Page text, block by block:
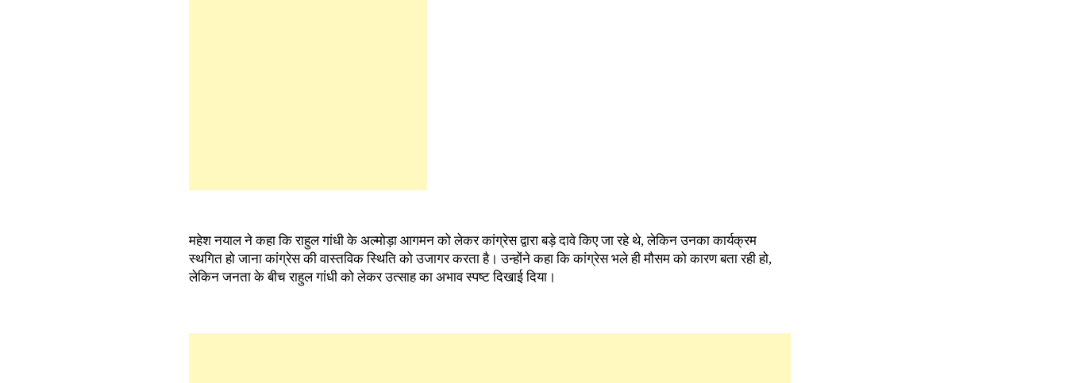
महेश नयाल ने कहा कि राहुल गांधी के अल्मोड़ा आगमन को लेकर कांग्रेस द्वारा बड़े दावे किए जा रहे थे, लेकिन उनका कार्यक्रम
स्थगित हो जाना कांग्रेस की वास्तविक स्थिति को उजागर करता है। उन्होंने कहा कि कांग्रेस भले ही मौसम को कारण बता रही हो,
लेकिन जनता के बीच राहुल गांधी को लेकर उत्साह का अभाव स्पष्ट दिखाई दिया।